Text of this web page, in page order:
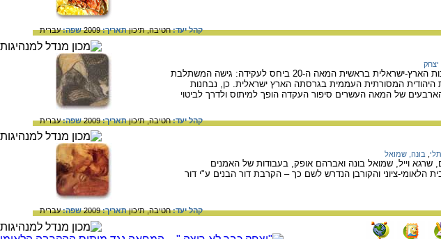
קהל יעד:חטיבה,תיכוןתאריך:2009 שפה:עברית
יצחק
בחינת יצירותיהם של האמנים אבל פן ומשה קסטל כביטוי לשתי גישות באמנות הארץ-ישראלית בראשית המאה ה-20 ביחס לעקידה: גישה המשתלבת
היהודית המסורתית העממית בגרסתה הארץ ישראלית. כן, נבחנות
הארבעים של המאה העשרים סיפור העקדה הופך למיתוס ולדרך לביטוי
קהל יעד:חטיבה,תיכוןתאריך:2009 שפה:עברית
בונה, שמואל
וייל, שמואל בונה ואברהם אופק, בעבודות של האמנים
הלאומי-ציוני והקורבן הנדרש לשם כך – הקרבת דור הבנים ע"י דור
קהל יעד:חטיבה,תיכוןתאריך:2009 שפה:עברית